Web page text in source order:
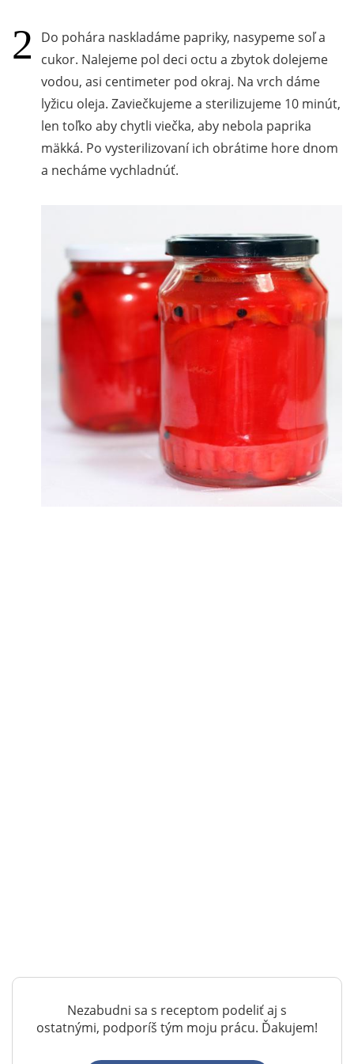
Do pohára naskladáme papriky, nasypeme soľ a
cukor. Nalejeme pol deci octu a zbytok dolejeme
vodou, asi centimeter pod okraj. Na vrch dáme
lyžicu oleja. Zaviečkujeme a sterilizujeme 10 minút,
len toľko aby chytli viečka, aby nebola paprika
mäkká. Po vysterilizovaní ich obrátime hore dnom
a necháme vychladnúť.
Nezabudni sa s receptom podeliť aj s
ostatnými, podporíš tým moju prácu. Ďakujem!